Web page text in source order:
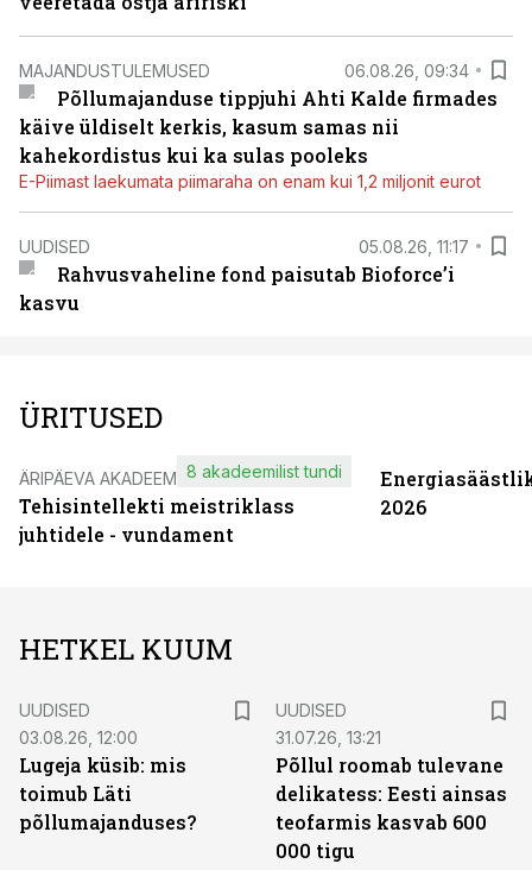
MAJANDUSTULEMUSED 06.08.26, 09:34
Põllumajanduse tippjuhi Ahti Kalde firmades
käive üldiselt kerkis, kasum samas nii
kahekordistus kui ka sulas pooleks
E-Piimast laekumata piimaraha on enam kui 1,2 miljonit eurot
UUDISED 05.08.26, 11:17
Rahvusvaheline fond paisutab Bioforce’i
kasvu
ÜRITUSED
ÄRIPÄEVA AKADEEMIA
Tehisintellekti meistriklass
juhtidele - vundament
8 akadeemilist tundi
2026
HETKEL KUUM
UUDISED
03.08.26, 12:00
Lugeja küsib: mis
toimub Läti
põllumajanduses?
UUDISED
31.07.26, 13:21
Põllul roomab tulevane
delikatess: Eesti ainsas
teofarmis kasvab 600
000 tigu